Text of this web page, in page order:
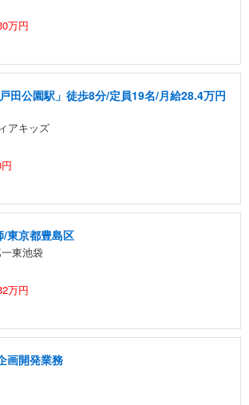
万円
田公園駅」徒歩8分/定員19名/月給28.4万円
アキッズ
東京都豊島区
東池袋
万円
画開発業務